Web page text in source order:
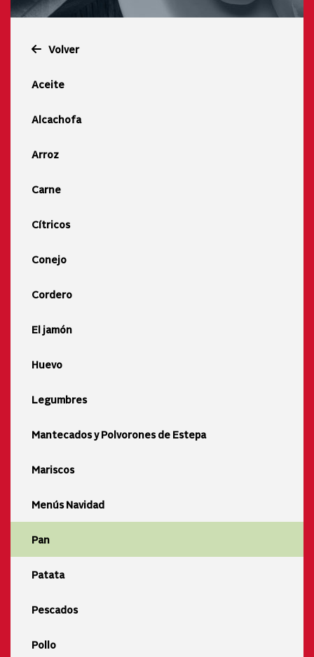
Volver
Aceite
Alcachofa
Arroz
Carne
Cítricos
Conejo
Cordero
El jamón
Huevo
Legumbres
Mantecados y Polvorones de Estepa
Mariscos
Menús Navidad
Pan
Patata
Pescados
Pollo